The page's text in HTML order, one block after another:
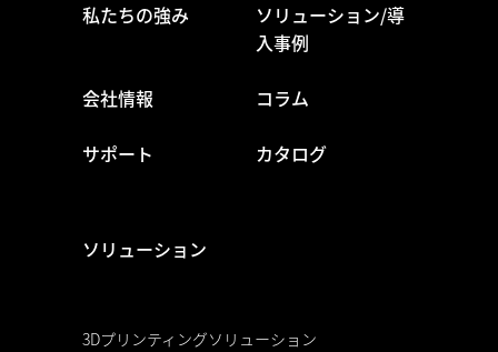
私たちの強み
ソリューション/導
入事例
会社情報 コラム
サポート カタログ
ソリューション
3Dプリンティングソリューション